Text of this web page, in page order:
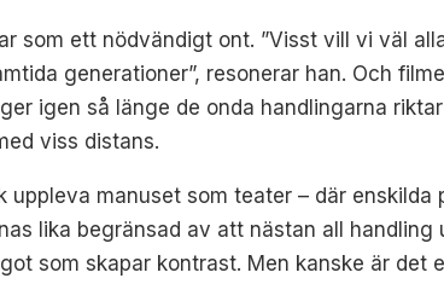
som ett nödvändigt ont. ”Visst vill vi väl
generationer”, resonerar han. Och
igen så länge de onda handlingarna
viss distans.
manuset som teater – där enskilda
lika begränsad av att nästan all handling
som skapar kontrast. Men kanske är det